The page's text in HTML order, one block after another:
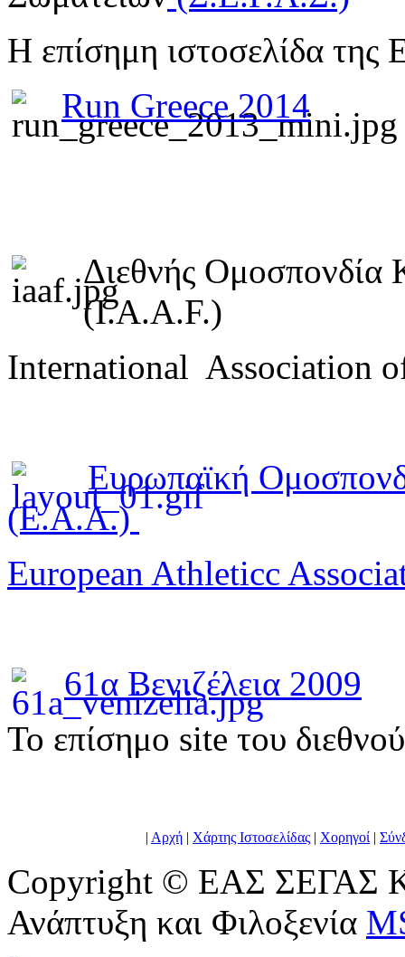
Η επίσημη ιστοσελίδα της
Run Greece 2014
Διεθνής Ομοσπονδία
(I.A.A.F.)
International Association
Ευρωπαϊκή
(E.A.A.)
European Athleticc
61α Βενιζέλεια 2009
To επίσημο site του
| Αρχή | Χάρτης Ιστοσελίδας | Χορηγοί |
Copyright © ΕΑΣ ΣΕΓΑΣ
Ανάπτυξη και Φιλοξενία